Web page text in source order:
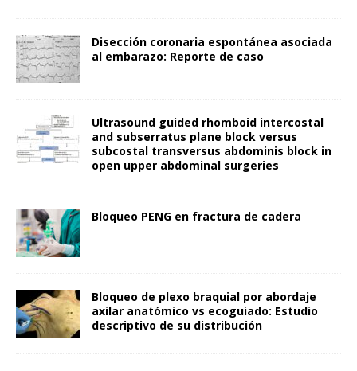
Disección coronaria espontánea asociada
al embarazo: Reporte de caso
Ultrasound guided rhomboid intercostal
and subserratus plane block versus
subcostal transversus abdominis block in
open upper abdominal surgeries
Bloqueo PENG en fractura de cadera
Bloqueo de plexo braquial por abordaje
axilar anatómico vs ecoguiado: Estudio
descriptivo de su distribución